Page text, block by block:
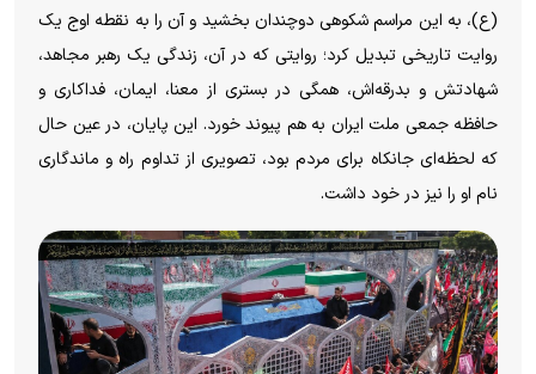
(ع)، به این مراسم شکوهی دوچندان بخشید و آن را به نقطه اوج یک
روایت تاریخی تبدیل کرد؛ روایتی که در آن، زندگی یک رهبر مجاهد،
شهادتش و بدرقه‌اش، همگی در بستری از معنا، ایمان، فداکاری و
حافظه جمعی ملت ایران به هم پیوند خورد. این پایان، در عین حال
که لحظه‌ای جانکاه برای مردم بود، تصویری از تداوم راه و ماندگاری
نام او را نیز در خود داشت.